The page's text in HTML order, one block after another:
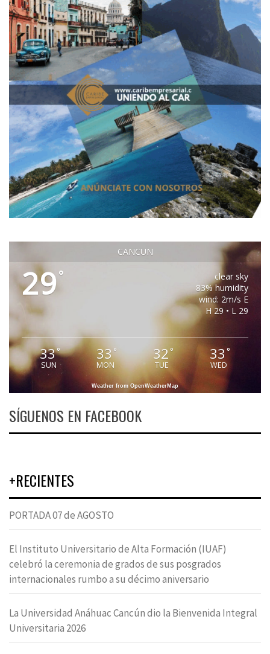
CANCUN
29°
clear sky
83% humidity
wind: 2m/s E
H 29 • L 29
33°
SUN
33°
MON
32°
TUE
33°
WED
Weather from OpenWeatherMap
SÍGUENOS EN FACEBOOK
+RECIENTES
PORTADA 07 de AGOSTO
El Instituto Universitario de Alta Formación (IUAF)
celebró la ceremonia de grados de sus posgrados
internacionales rumbo a su décimo aniversario
La Universidad Anáhuac Cancún dio la Bienvenida Integral
Universitaria 2026